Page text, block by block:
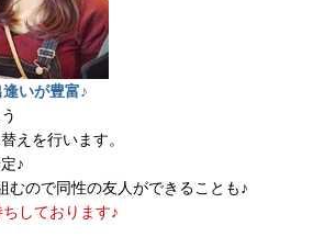
いが豊富♪
えを行います。
♪
むので同性の友人ができることも♪
しております♪